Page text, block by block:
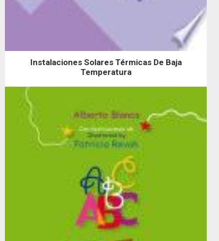
Instalaciones Solares Térmicas De Baja
Temperatura